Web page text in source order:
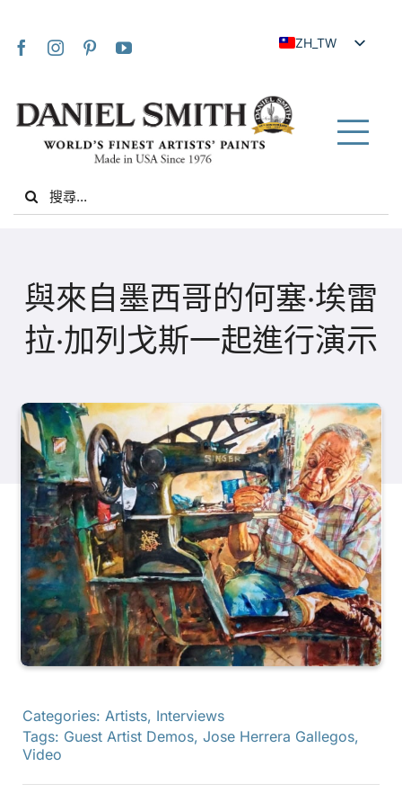
ZH_TW
FR
VI
ZH
關於我們
產品
活動
部落格
資源
聯絡我們
Search
for:
與來自墨西哥的何塞·埃雷
拉·加列戈斯一起進行演示
Categories: Artists, Interviews
Tags: Guest Artist Demos, Jose Herrera Gallegos,
Video